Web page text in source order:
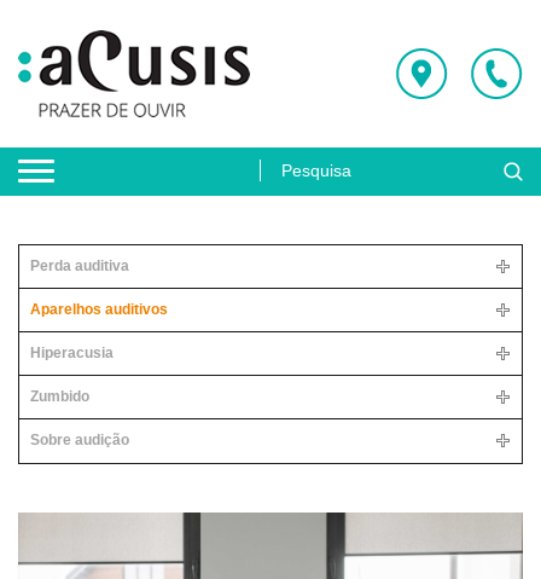
Perda auditiva
Aparelhos auditivos
Hiperacusia
Zumbido
Sobre audição